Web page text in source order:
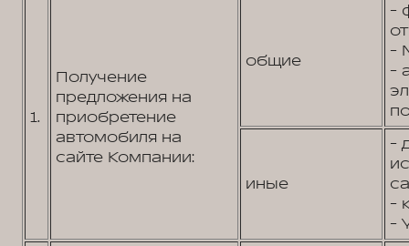
1.
Получение
предложения на
приобретение
автомобиля на
сайте Компании:
общие
-
-
-
иные
-
-
-